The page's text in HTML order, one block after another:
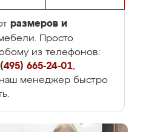
размеров и
Просто
из телефонов:
665-24-01,
менеджер быстро